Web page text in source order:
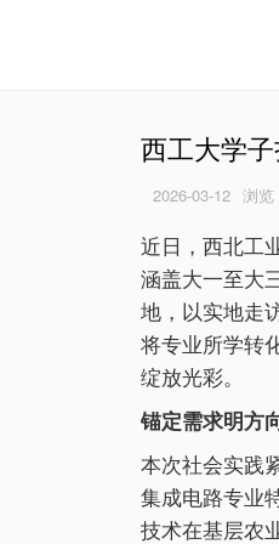
西工大学
2026-03-12 浏览
近日，西北工
涵盖大一至大
地，以实地走
将专业所学转
绽放光彩。
锚定需求明方
本次社会实践
集成电路专业
技术在基层农